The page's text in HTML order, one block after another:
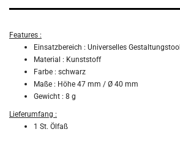
Features :
Einsatzbereich : Universelles Gestaltungstool
Material : Kunststoff
Farbe : schwarz
Maße : Höhe 47 mm / Ø 40 mm
Gewicht : 8 g
Lieferumfang :
1 St. Ölfaß